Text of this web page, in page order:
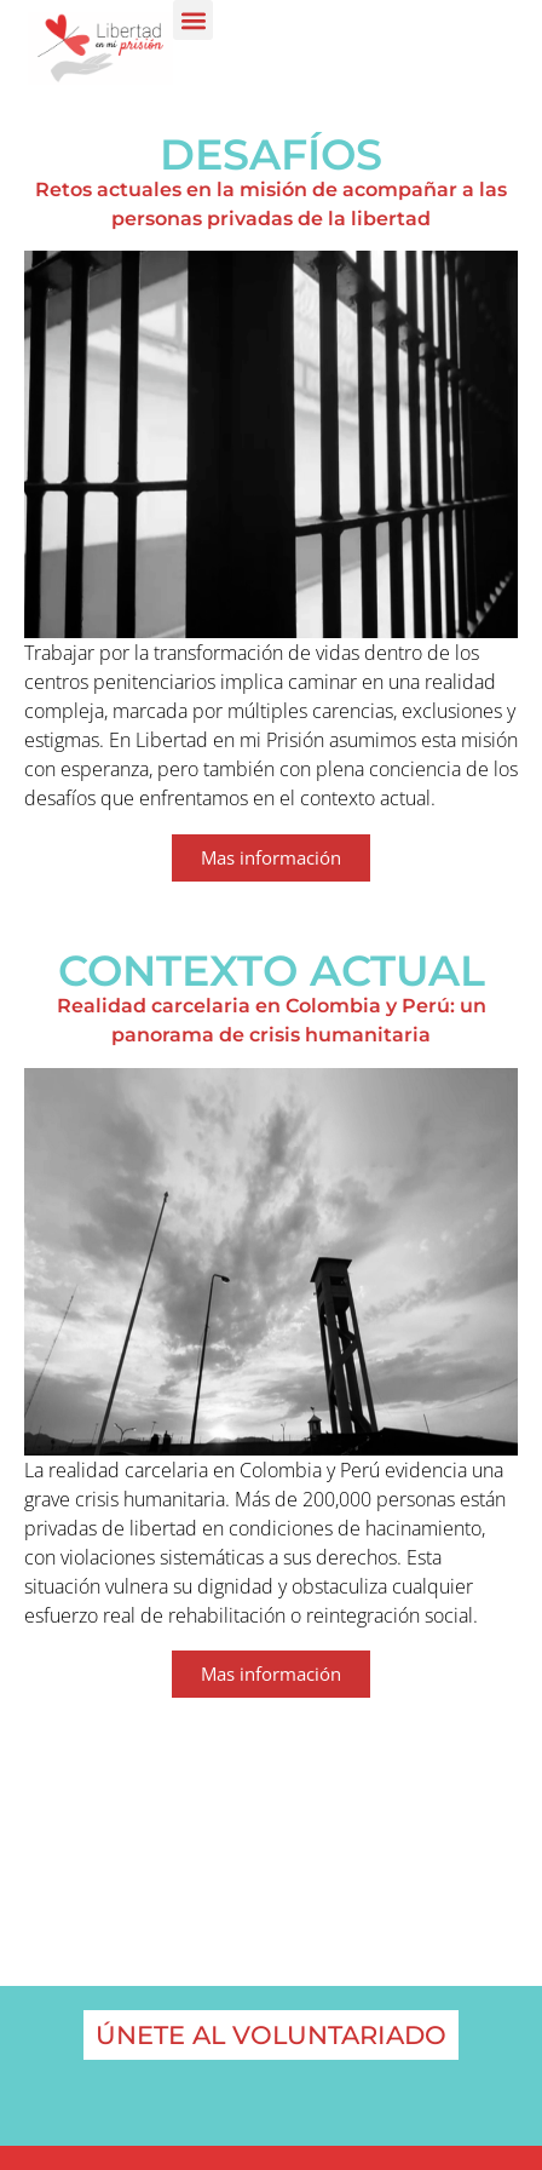
DESAFÍOS
Retos actuales en la misión de acompañar a las
personas privadas de la libertad
Trabajar por la transformación de vidas dentro de los
centros penitenciarios implica caminar en una realidad
compleja, marcada por múltiples carencias, exclusiones y
estigmas. En Libertad en mi Prisión asumimos esta misión
con esperanza, pero también con plena conciencia de los
desafíos que enfrentamos en el contexto actual.
Mas información
CONTEXTO ACTUAL
Realidad carcelaria en Colombia y Perú: un
panorama de crisis humanitaria
La realidad carcelaria en Colombia y Perú evidencia una
grave crisis humanitaria. Más de 200,000 personas están
privadas de libertad en condiciones de hacinamiento,
con violaciones sistemáticas a sus derechos. Esta
situación vulnera su dignidad y obstaculiza cualquier
esfuerzo real de rehabilitación o reintegración social.
Mas información
ÚNETE AL VOLUNTARIADO